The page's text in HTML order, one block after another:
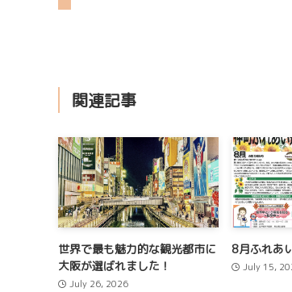
関連記事
世界で最も魅力的な観光都市に
大阪が選ばれました！
July 26, 2026
8月ふれあ
July 15,